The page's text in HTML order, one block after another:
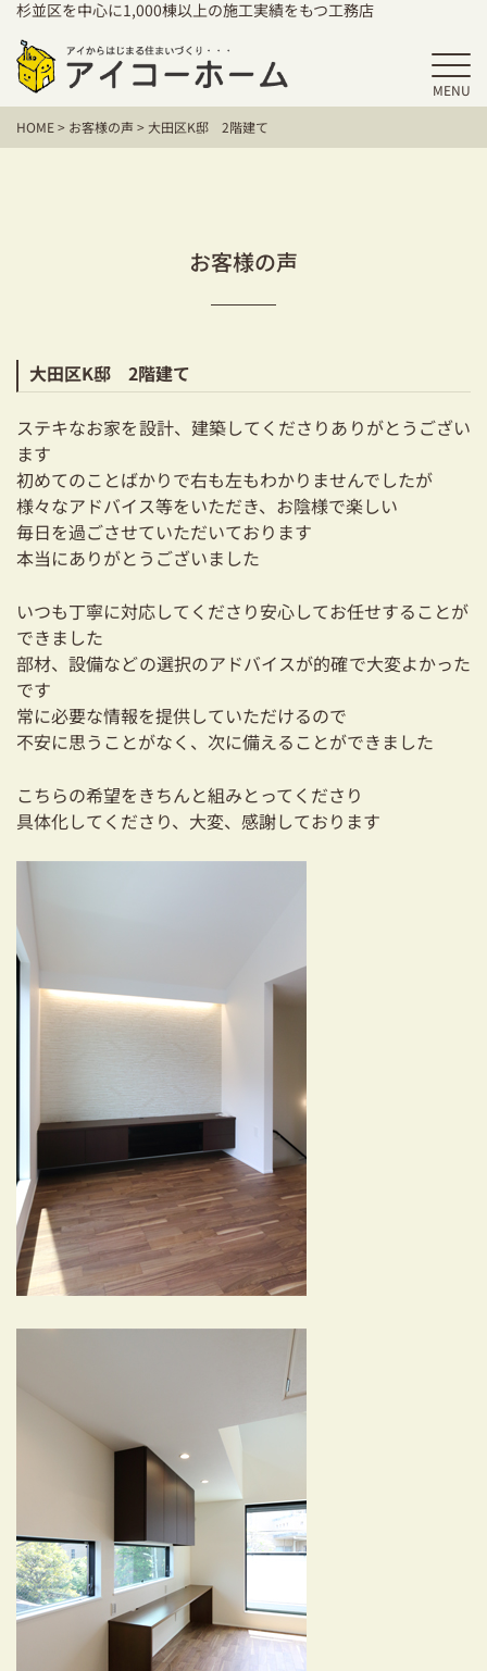
杉並区を中心に1,000棟以上の施工実績をもつ工務店
MENU
HOME
アイコーホームの家づくり
お客様の声
保証／アフターサポート
二世帯住宅をお考えの方
耐震対策も安心の家づくり
リフォーム・リノベーションをお考えの方
必見！土地からお探しの方へ
資金計画についてのご相談
ショールーム
お知らせ
採用情報
03-3334-0334
HOME> お客様の声 >大田区K邸 2階建て
お客様の声
大田区K邸 2階建て
ステキなお家を設計、建築してくださりありがとうござい
ます
初めてのことばかりで右も左もわかりませんでしたが
様々なアドバイス等をいただき、お陰様で楽しい
毎日を過ごさせていただいております
本当にありがとうございました
いつも丁寧に対応してくださり安心してお任せすることが
できました
部材、設備などの選択のアドバイスが的確で大変よかった
です
常に必要な情報を提供していただけるので
不安に思うことがなく、次に備えることができました
こちらの希望をきちんと組みとってくださり
具体化してくださり、大変、感謝しております